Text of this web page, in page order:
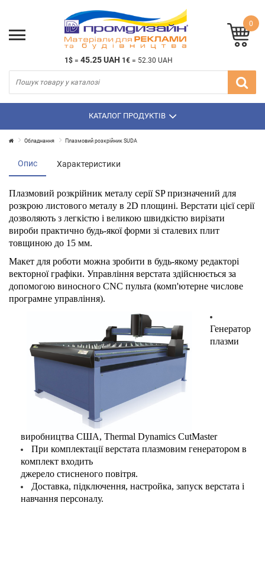
1$ = 45.25 UAH 1€ = 52.30 UAH
0
КАТАЛОГ ПРОДУКТІВ
Обладнання Плазмовий розкрійник SUDA
Опис Характеристики
Плазмовий розкрійник металу серії SP призначений для
розкрою листового металу в 2D площині. Верстати цієї серії
дозволяють з легкістю і великою швидкістю вирізати
вироби практично будь-якої форми зі сталевих плит
товщиною до 15 мм.
Макет для роботи можна зробити в будь-якому редакторі
векторної графіки. Управління верстата здійснюється за
допомогою виносного CNC пульта (комп'ютерне числове
програмне управління).
Генератор
плазми
виробництва США, Thermal Dynamics СutMaster
При комплектації верстата плазмовим генератором в
комплект входить
джерело стисненого повітря.
Доставка, підключення, настройка, запуск верстата і
навчання персоналу.